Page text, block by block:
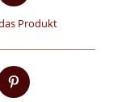
Produkt